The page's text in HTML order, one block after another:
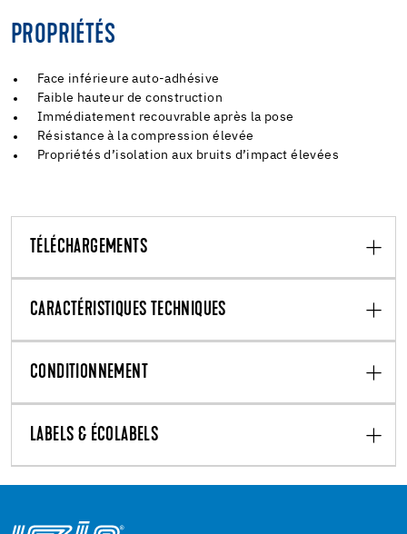
PROPRIÉTÉS
Face inférieure auto-adhésive
Faible hauteur de construction
Immédiatement recouvrable après la pose
Résistance à la compression élevée
Propriétés d’isolation aux bruits d’impact élevées
TÉLÉCHARGEMENTS
CARACTÉRISTIQUES TECHNIQUES
CONDITIONNEMENT
LABELS & ÉCOLABELS